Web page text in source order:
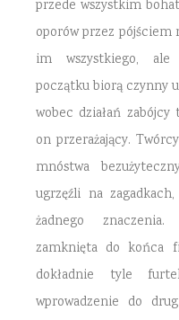
przede wszystkim
oporów przez
im wszystkiego, ale
początku biorą czynny
wobec działań
on przerażający.
mnóstwa
ugrzęźli na
żadnego
zamknięta do końca
dokładnie tyle
wprowadzenie do